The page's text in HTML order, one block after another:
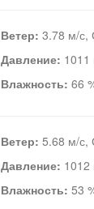
Ветер: 3.78 м/с,
Давление: 1011
Влажность: 66
Ветер: 5.68 м/с,
Давление: 1012
Влажность: 53